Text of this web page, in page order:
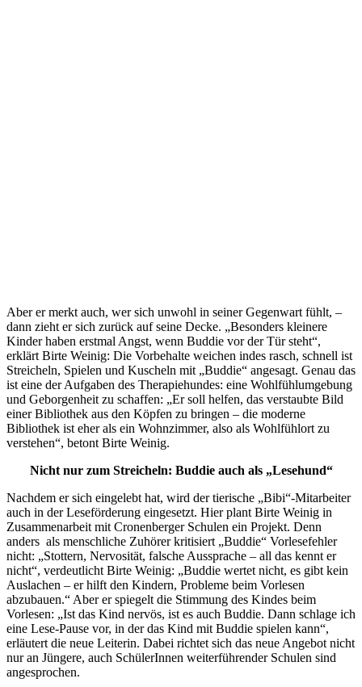
Aber er merkt auch, wer sich unwohl in seiner Gegenwart fühlt, –
dann zieht er sich zurück auf seine Decke. „Besonders kleinere
Kinder haben erstmal Angst, wenn Buddie vor der Tür steht“,
erklärt Birte Weinig: Die Vorbehalte weichen indes rasch, schnell ist
Streicheln, Spielen und Kuscheln mit „Buddie“ angesagt. Genau das
ist eine der Aufgaben des Therapiehundes: eine Wohlfühlumgebung
und Geborgenheit zu schaffen: „Er soll helfen, das verstaubte Bild
einer Bibliothek aus den Köpfen zu bringen – die moderne
Bibliothek ist eher als ein Wohnzimmer, also als Wohlfühlort zu
verstehen“, betont Birte Weinig.
Nicht nur zum Streicheln: Buddie auch als „Lesehund“
Nachdem er sich eingelebt hat, wird der tierische „Bibi“-Mitarbeiter
auch in der Leseförderung eingesetzt. Hier plant Birte Weinig in
Zusammenarbeit mit Cronenberger Schulen ein Projekt. Denn
anders als menschliche Zuhörer kritisiert „Buddie“ Vorlesefehler
nicht: „Stottern, Nervosität, falsche Aussprache – all das kennt er
nicht“, verdeutlicht Birte Weinig: „Buddie wertet nicht, es gibt kein
Auslachen – er hilft den Kindern, Probleme beim Vorlesen
abzubauen.“ Aber er spiegelt die Stimmung des Kindes beim
Vorlesen: „Ist das Kind nervös, ist es auch Buddie. Dann schlage ich
eine Lese-Pause vor, in der das Kind mit Buddie spielen kann“,
erläutert die neue Leiterin. Dabei richtet sich das neue Angebot nicht
nur an Jüngere, auch SchülerInnen weiterführender Schulen sind
angesprochen.